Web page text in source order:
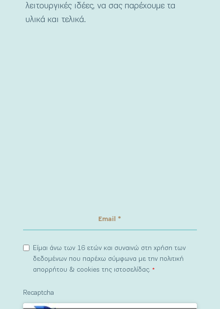
λειτουργικές ιδέες, να σας παρέχουμε τα
υλικά και τελικά.
Είμαι άνω των 16 ετών και συναινώ στη χρήση των
δεδομένων που παρέχω σύμφωνα με την πολιτική
απορρήτου & cookies της ιστοσελίδας.*
Recaptcha